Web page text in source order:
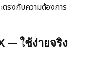
รงกับความต้องการ
— ใช้ง่ายจริง